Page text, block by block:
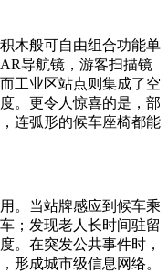
木般可自由组合功能单
导航镜，游客扫描镜
工业区站点则集成了空
。更令人惊喜的是，部
连弧形的候车座椅都能
。当站牌感应到候车乘
；发现老人长时间驻留
。在突发公共事件时，
形成城市级信息网络。